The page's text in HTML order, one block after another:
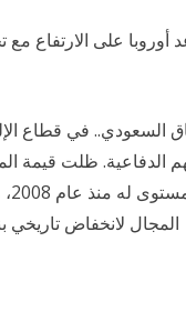
أوروبا على الارتفاع
المجال لانخفاض تاريخي بنسبة 40% في غضون أشهر، ومع ذلك، فإن